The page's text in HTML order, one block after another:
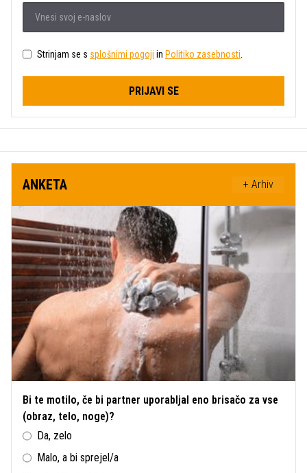
Strinjam se s splošnimi pogoji in Politiko zasebnosti
PRIJAVI SE
ANKETA + Arhiv
Bi te motilo, če bi partner uporabljal eno brisačo za vse
(obraz, telo, noge)?
Da, zelo
Malo, a bi sprejel/a